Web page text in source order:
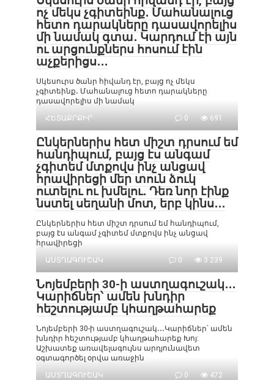
ոչ մեկս չգիտեինք․ Մահանալուց
հետո դարակները դասավորելիս
մի նամակ գտա․ Կարդում էի այն
ու արցունքներս հոսում էին
աչքերիցս․․․
Սկեսուրս ծանր հիվանդ էր, բայց ոչ մեկս
չգիտեինք․ Մահանալուց հետո դարակները
դասավորելիս մի նամակ
ՀԵՏԱՔՐՔԻՐ
0 691
Ընկերներիս հետ միշտ դրսում եմ
հանդիպում, բայց էս անգամ
չգիտեմ մտքովս ինչ անցավ
հրավիրեցի մեր տուն ձուկ
ուտելու ու խմելու․ Դեռ նոր էինք
նստել սեղանի մոտ, երբ կինս․․․
Ընկերներիս հետ միշտ դրսում եմ հանդիպում,
բայց էս անգամ չգիտեմ մտքովս ինչ անցավ
հրավիրեցի
ԱՍՏՂԱԳՈՒՇԱԿ
0 3 239
Նոյեմբերի 30-ի աստղագուշակ․․․
Կարիճներ՝ ամեն խնդիր
հեշտությամբ կհաղթահարեք
Նոյեմբերի 30-ի աստղագուշակ․․․Կարիճներ՝ ամեն
խնդիր հեշտությամբ կհաղթահարեք Խոյ:
Աշխատեք առավելագույնս արդյունավետ
օգտագործել օրվա առաջին
ԱՍՏՂԱԳՈՒՇԱԿ
0 472